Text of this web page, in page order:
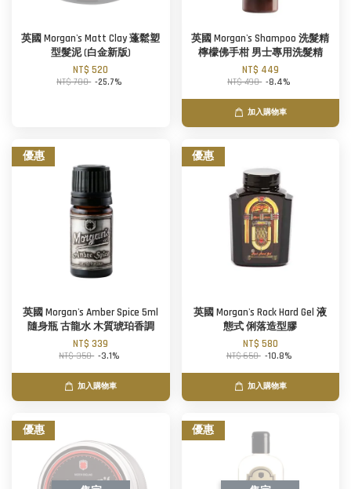
英國 Morgan's Matt Clay 蓬鬆塑
型髮泥 (白金新版)
NT$ 520
NT$ 700 -25.7%
英國 Morgan's Shampoo 洗髮精
檸檬佛手柑 男士專用洗髮精
NT$ 449
NT$ 490 -8.4%
加入購物車
優惠
英國 Morgan's Amber Spice 5ml
隨身瓶 古龍水 木質琥珀香調
NT$ 339
NT$ 350 -3.1%
加入購物車
優惠
英國 Morgan's Rock Hard Gel 液
態式 俐落造型膠
NT$ 580
NT$ 650 -10.8%
加入購物車
優惠 優惠